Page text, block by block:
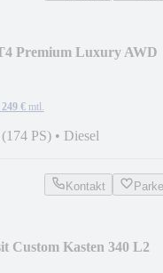
Premium Luxury AWD
249 € mtl.
PS) • Diesel
Kontakt
Custom Kasten 340 L2